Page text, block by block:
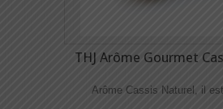
THJ Arôme Gourmet
Arôme Cassis Naturel, il